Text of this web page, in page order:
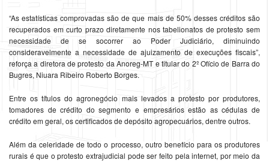
“As estatísticas comprovadas são de que mais de 50% desses créditos são
recuperados em curto prazo diretamente nos tabelionatos de protesto sem
necessidade de se socorrer ao Poder Judiciário, diminuindo
consideravelmente a necessidade de ajuizamento de execuções fiscais”,
reforça a diretora de protesto da Anoreg-MT e titular do 2º Ofício de Barra do
Bugres, Niuara Ribeiro Roberto Borges.
Entre os títulos do agronegócio mais levados a protesto por produtores,
tomadores de crédito do segmento e empresários estão as cédulas de
crédito em geral, os certificados de depósito agropecuários, dentre outros.
Além da celeridade de todo o processo, outro benefício para os produtores
rurais é que o protesto extrajudicial pode ser feito pela internet, por meio da